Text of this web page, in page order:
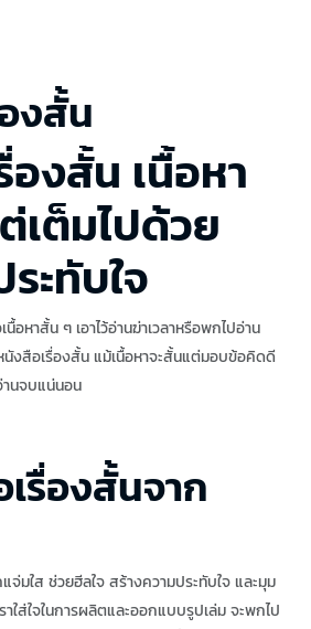
งสั้น
งสั้น เนื้อหา
เต็มไปด้วย
ะทับใจ
อหาสั้น ๆ เอาไว้อ่านฆ่าเวลาหรือพกไปอ่าน
นังสือเรื่องสั้น แม้เนื้อหาจะสั้นแต่มอบข้อคิดดี
านจบแน่นอน
รื่องสั้นจาก
จ่มใส ช่วยฮีลใจ สร้างความประทับใจ และมุม
ใส่ใจในการผลิตและออกแบบรูปเล่ม จะพกไป